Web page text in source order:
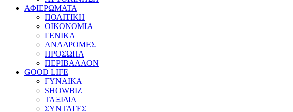
ΑΦΙΕΡΩΜΑΤΑ
ΠΟΛΙΤΙΚΗ
ΟΙΚΟΝΟΜΙΑ
ΓΕΝΙΚΑ
ΑΝΑΔΡΟΜΕΣ
ΠΡΟΣΩΠΑ
ΠΕΡΙΒΑΛΛΟΝ
GOOD LIFE
ΓΥΝΑΙΚΑ
SHOWBIZ
ΤΑΞΙΔΙΑ
ΣΥΝΤΑΓΕΣ